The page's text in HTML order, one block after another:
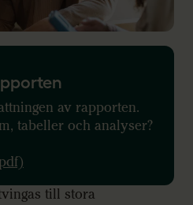
av rapporten.
tabeller och analyser?
till stora